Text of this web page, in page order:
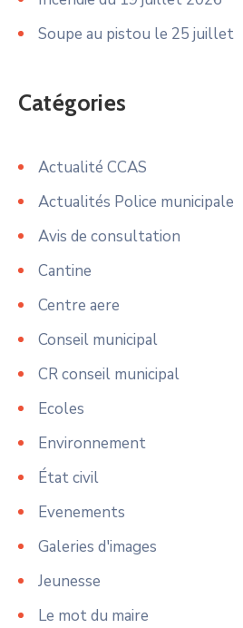
Soupe au pistou le 25 juillet
Catégories
Actualité CCAS
Actualités Police municipale
Avis de consultation
Cantine
Centre aere
Conseil municipal
CR conseil municipal
Ecoles
Environnement
État civil
Evenements
Galeries d'images
Jeunesse
Le mot du maire